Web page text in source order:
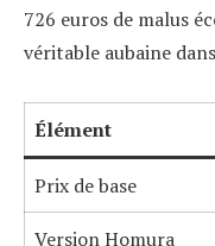
726 euros de malus
véritable aubaine
Élément
Prix de base
Version Homura